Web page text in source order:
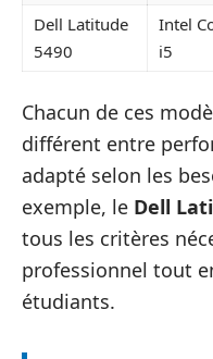
Dell Latitude
5490
Intel
i5
Chacun de ces
différent entre
adapté selon les
exemple, le Dell
tous les critères
professionnel tout
étudiants.